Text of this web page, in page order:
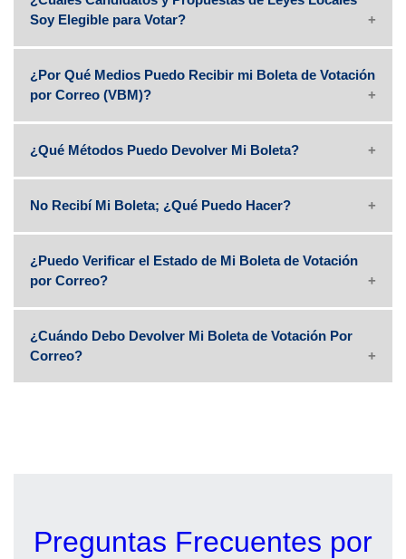
Soy Elegible para Votar?
¿Por Qué Medios Puedo Recibir mi Boleta de Votación
por Correo (VBM)?
¿Qué Métodos Puedo Devolver Mi Boleta?
No Recibí Mi Boleta; ¿Qué Puedo Hacer?
¿Puedo Verificar el Estado de Mi Boleta de Votación
por Correo?
¿Cuándo Debo Devolver Mi Boleta de Votación Por
Correo?
Preguntas Frecuentes por